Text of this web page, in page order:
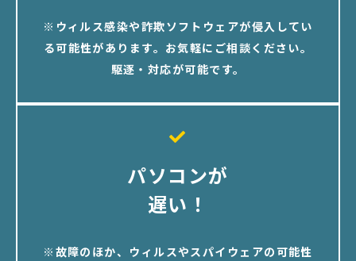
※ウィルス感染や詐欺ソフトウェアが侵入してい
る可能性があります。お気軽にご相談ください。
駆逐・対応が可能です。
パソコンが
遅い！
※故障のほか、ウィルスやスパイウェアの可能性